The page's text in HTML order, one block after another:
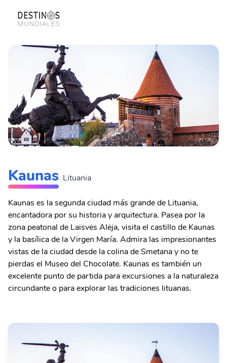
Kaunas Lituania
Kaunas es la segunda ciudad más grande de Lituania,
encantadora por su historia y arquitectura. Pasea por la
zona peatonal de Laisvės Alėja, visita el castillo de Kaunas
y la basílica de la Virgen María. Admira las impresionantes
vistas de la ciudad desde la colina de Smetana y no te
pierdas el Museo del Chocolate. Kaunas es también un
excelente punto de partida para excursiones a la naturaleza
circundante o para explorar las tradiciones lituanas.